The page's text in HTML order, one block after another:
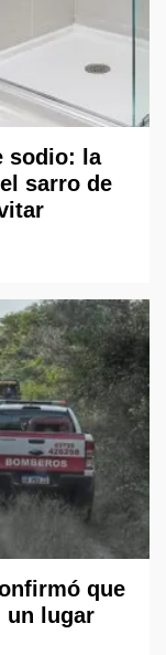
sodio: la
sarro de
que
un lugar